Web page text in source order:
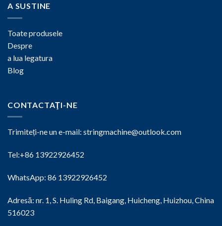
A SUSTINE
Toate produsele
Despre
a lua legatura
Blog
CONTACTAŢI-NE
Trimiteți-ne un e-mail: stringmachine@outlook.com
Tel:+86 13922926452
WhatsApp: 86 13922926452
Adresă: nr. 1, S. Huling Rd, Baigang, Huicheng, Huizhou, China
516023